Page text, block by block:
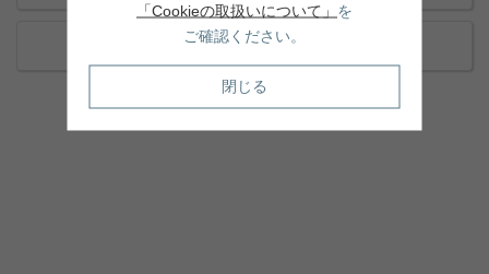
近くの売買物件をもっと見る
「Cookieの取扱いについて」 を
ご確認ください。
閉じる